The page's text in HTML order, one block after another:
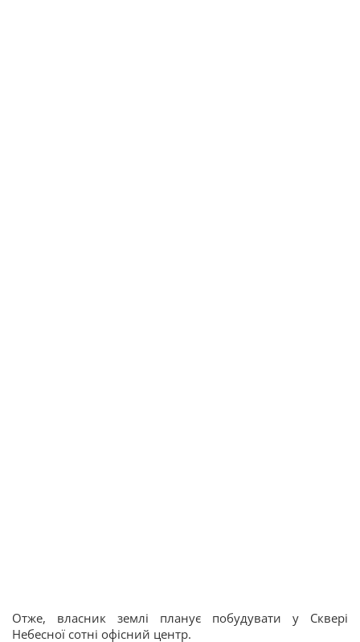
Отже, власник землі планує побудувати у Сквері
Небесної сотні офісний центр.